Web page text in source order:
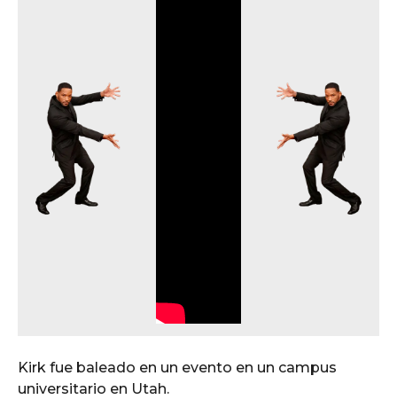
Kirk fue baleado en un evento en un campus
universitario en Utah.